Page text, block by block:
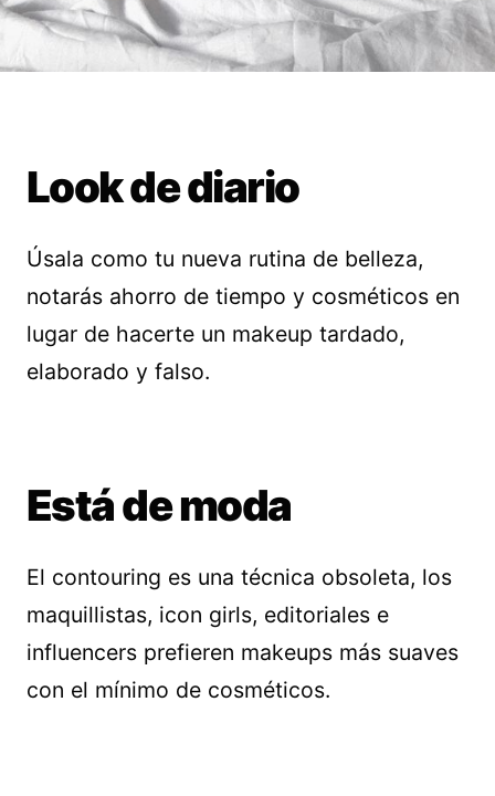
Look de diario
Úsala como tu nueva rutina de belleza,
notarás ahorro de tiempo y cosméticos en
lugar de hacerte un makeup tardado,
elaborado y falso.
Está de moda
El contouring es una técnica obsoleta, los
maquillistas, icon girls, editoriales e
influencers prefieren makeups más suaves
con el mínimo de cosméticos.